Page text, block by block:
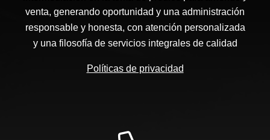
venta, generando oportunidad y una administración
responsable y honesta, con atención personalizada
y una filosofía de servicios integrales de calidad
Políticas de privacidad